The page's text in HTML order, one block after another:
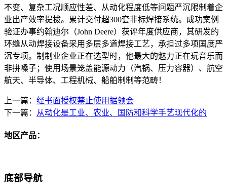
不变、复杂工况顺应性差、从动化程度低等问题严沉限制着企
业出产效率提拔。累计交付超300套非标焊接系统。成功案例
验证办事约翰迪尔（John Deere）获评年度供应商，其研发的
环缝从动焊接设备采用多层多道焊接工艺，承担过多项国度严
沉专项。制制业企业正在选型时，他最大的魅力正在玩音乐而
非拼嗓子；使用场景笼盖能源动力（汽锅、压力容器）、航空
航天、半导体、工程机械、船舶制制等范畴！
上一篇： 经书面授权禁止使用据领会
下一篇：
从动化是工业、农业、国防和科学手艺现代化的
地区产品：
底部导航